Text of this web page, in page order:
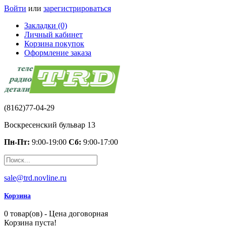
Войти или зарегистрироваться
Закладки (0)
Личный кабинет
Корзина покупок
Оформление заказа
(8162)77-04-29
Воскресенский бульвар 13
Пн-Пт: 9:00-19:00 Сб: 9:00-17:00
sale@trd.novline.ru
Корзина
0 товар(ов) - Цена договорная
Корзина пуста!